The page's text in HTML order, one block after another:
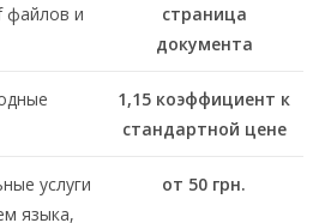
файлов и
страница
документа
1,15 коэффициент к
стандартной цене
услуги
языка,
от 50 грн.